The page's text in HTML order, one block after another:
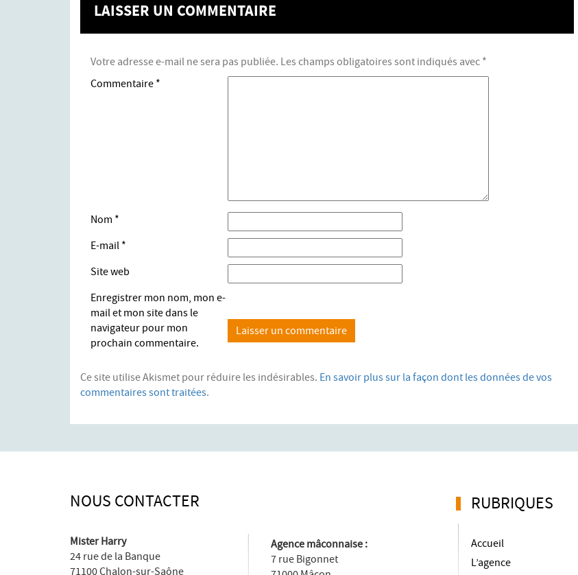
LAISSER UN COMMENTAIRE
Votre adresse e-mail ne sera pas publiée. Les champs obligatoires sont indiqués avec *
Commentaire *
Nom *
E-mail *
Site web
Enregistrer mon nom, mon e-
mail et mon site dans le
navigateur pour mon
prochain commentaire.
Ce site utilise Akismet pour réduire les indésirables. En savoir plus sur la façon dont les données de vos
commentaires sont traitées.
NOUS CONTACTER
Mister Harry
24 rue de la Banque
71100 Chalon-sur-Saône
Agence mâconnaise :
7 rue Bigonnet
RUBRIQUES
Accueil
L’agence